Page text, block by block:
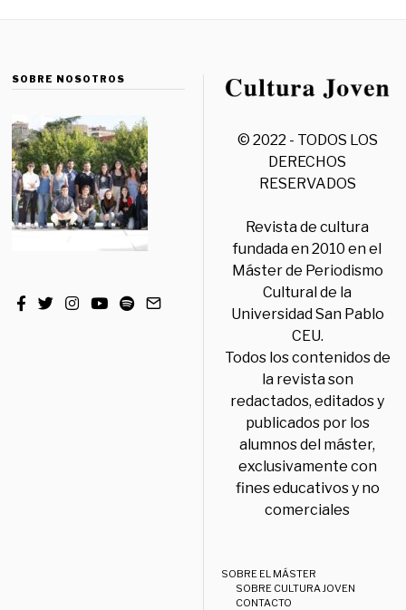
SOBRE NOSOTROS
© 2022 - TODOS LOS
DERECHOS
RESERVADOS
Revista de cultura
fundada en 2010 en el
Máster de Periodismo
Cultural de la
Universidad San Pablo
CEU.
Todos los contenidos de
la revista son
redactados, editados y
publicados por los
alumnos del máster,
exclusivamente con
fines educativos y no
comerciales
SOBRE EL MÁSTER
SOBRE CULTURA JOVEN
CONTACTO